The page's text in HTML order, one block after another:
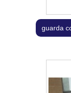
guarda